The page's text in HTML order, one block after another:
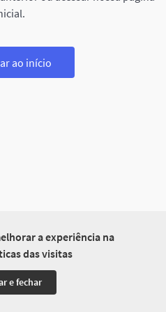
a experiência na
das visitas
e fechar
ao início